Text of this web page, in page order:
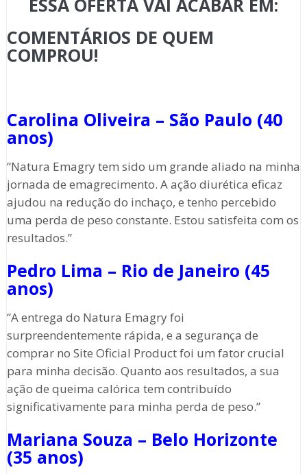
ESSA OFERTA VAI ACABAR EM:
COMENTÁRIOS DE QUEM
COMPROU!
Carolina Oliveira – São Paulo (40
anos)
“Natura Emagry tem sido um grande aliado na minha
jornada de emagrecimento. A ação diurética eficaz
ajudou na redução do inchaço, e tenho percebido
uma perda de peso constante. Estou satisfeita com os
resultados.”
Pedro Lima – Rio de Janeiro (45
anos)
“A entrega do Natura Emagry foi
surpreendentemente rápida, e a segurança de
comprar no Site Oficial Product foi um fator crucial
para minha decisão. Quanto aos resultados, a sua
ação de queima calórica tem contribuído
significativamente para minha perda de peso.”
Mariana Souza – Belo Horizonte
(35 anos)